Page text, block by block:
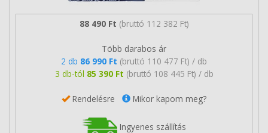
88 490 Ft (bruttó 112 382 Ft)
Több darabos ár
2 db 86 990 Ft (bruttó 110 477 Ft) / db
3 db-tól 85 390 Ft (bruttó 108 445 Ft) / db
Rendelésre Mikor kapom meg?
Ingyenes szállítás